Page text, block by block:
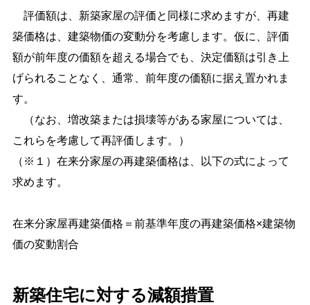
閉じる
評価額は、新築家屋の評価と同様に求めますが、再建
築価格は、建築物価の変動分を考慮します。仮に、評価
額が前年度の価額を超える場合でも、決定価額は引き上
げられることなく、通常、前年度の価額に据え置かれま
す。
（なお、増改築または損壊等がある家屋については、
これらを考慮して再評価します。）
（※１）在来分家屋の再建築価格は、以下の式によって
求めます。
在来分家屋再建築価格＝前基準年度の再建築価格×建築物
価の変動割合
新築住宅に対する減額措置